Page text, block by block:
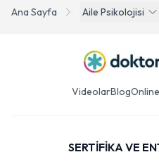
Ana Sayfa Aile Psikolojisi
VideolarBlog
SERTİFİKA VE